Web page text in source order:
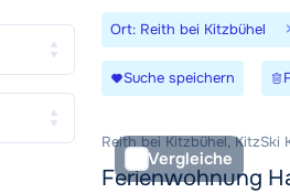
Ort: Reith bei Kitzbühel
Suche speichern
Vergleiche
Reith bei Kitzbühel, KitzSki
Ferienwohnung